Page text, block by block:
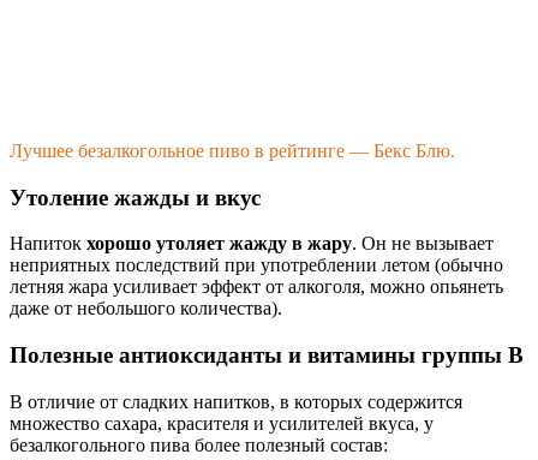
Лучшее безалкогольное пиво в рейтинге — Бекс Блю.
Утоление жажды и вкус
Напиток хорошо утоляет жажду в жару. Он не вызывает
неприятных последствий при употреблении летом (обычно
летняя жара усиливает эффект от алкоголя, можно опьянеть
даже от небольшого количества).
Полезные антиоксиданты и витамины группы B
В отличие от сладких напитков, в которых содержится
множество сахара, красителя и усилителей вкуса, у
безалкогольного пива более полезный состав: